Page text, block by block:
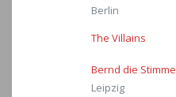
Berlin
The Villains
Bernd die Stimme
Leipzig